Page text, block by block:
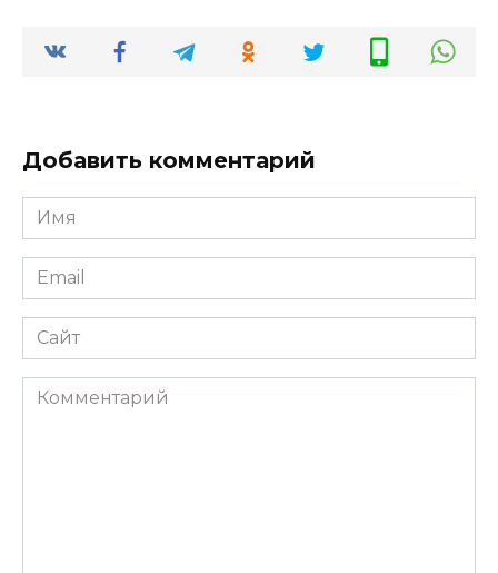
Добавить комментарий
Имя
*
Email
*
Сайт
Комментарий